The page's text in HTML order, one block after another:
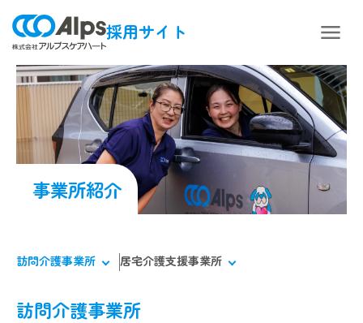
採用サイト
事業所紹介
訪問介護事業所 居宅介護支援事業所
訪問介護事業所